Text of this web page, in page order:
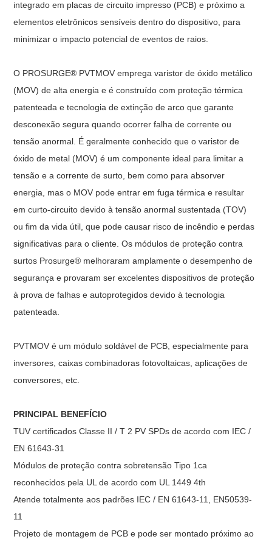
integrado em placas de circuito impresso (PCB) e próximo a
elementos eletrônicos sensíveis dentro do dispositivo, para
minimizar o impacto potencial de eventos de raios.
O PROSURGE® PVTMOV emprega varistor de óxido metálico
(MOV) de alta energia e é construído com proteção térmica
patenteada e tecnologia de extinção de arco que garante
desconexão segura quando ocorrer falha de corrente ou
tensão anormal. É geralmente conhecido que o varistor de
óxido de metal (MOV) é um componente ideal para limitar a
tensão e a corrente de surto, bem como para absorver
energia, mas o MOV pode entrar em fuga térmica e resultar
em curto-circuito devido à tensão anormal sustentada (TOV)
ou fim da vida útil, que pode causar risco de incêndio e perdas
significativas para o cliente. Os módulos de proteção contra
surtos Prosurge® melhoraram amplamente o desempenho de
segurança e provaram ser excelentes dispositivos de proteção
à prova de falhas e autoprotegidos devido à tecnologia
patenteada.
PVTMOV é um módulo soldável de PCB, especialmente para
inversores, caixas combinadoras fotovoltaicas, aplicações de
conversores, etc.
PRINCIPAL BENEFÍCIO
TUV certificados Classe II / T 2 PV SPDs de acordo com IEC /
EN 61643-31
Módulos de proteção contra sobretensão Tipo 1ca
reconhecidos pela UL de acordo com UL 1449 4th
Atende totalmente aos padrões IEC / EN 61643-11, EN50539-
11
Projeto de montagem de PCB e pode ser montado próximo ao